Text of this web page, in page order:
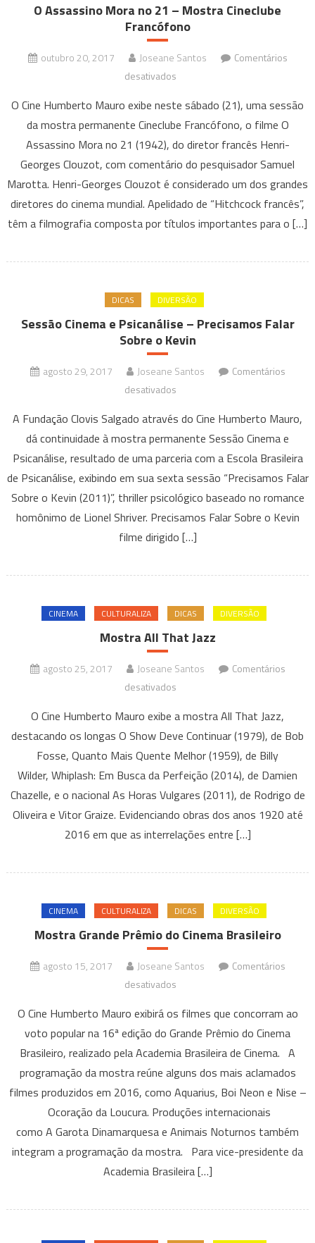
O Assassino Mora no 21 – Mostra Cineclube
Francófono
outubro 20, 2017 Joseane Santos
Comentários
desativados
Assassino
Mora
no
21
–
Mostra
Francófono
O Cine Humberto Mauro exibe neste sábado (21), uma sessão
da mostra permanente Cineclube Francófono, o filme O
Assassino Mora no 21 (1942), do diretor francês Henri-
Georges Clouzot, com comentário do pesquisador Samuel
Marotta. Henri-Georges Clouzot é considerado um dos grandes
diretores do cinema mundial. Apelidado de “Hitchcock francês”,
têm a filmografia composta por títulos importantes para o […]
DICAS DIVERSÃO
Sessão Cinema e Psicanálise – Precisamos Falar
Sobre o Kevin
agosto 29, 2017 Joseane Santos
Comentários
desativados
Cinema
e
Psicanálise
–
Precisamos
Sobre
A Fundação Clovis Salgado através do Cine Humberto Mauro,
dá continuidade à mostra permanente Sessão Cinema e
Psicanálise, resultado de uma parceria com a Escola Brasileira
de Psicanálise, exibindo em sua sexta sessão “Precisamos Falar
Sobre o Kevin (2011)”, thriller psicológico baseado no romance
homônimo de Lionel Shriver. Precisamos Falar Sobre o Kevin
filme dirigido […]
CINEMA CULTURALIZA DICAS DIVERSÃO
Mostra All That Jazz
agosto 25, 2017 Joseane Santos
Comentários
desativados
All
That
Jazz
O Cine Humberto Mauro exibe a mostra All That Jazz,
destacando os longas O Show Deve Continuar (1979), de Bob
Fosse, Quanto Mais Quente Melhor (1959), de Billy
Wilder, Whiplash: Em Busca da Perfeição (2014), de Damien
Chazelle, e o nacional As Horas Vulgares (2011), de Rodrigo de
Oliveira e Vitor Graize. Evidenciando obras dos anos 1920 até
2016 em que as interrelações entre […]
CINEMA CULTURALIZA DICAS DIVERSÃO
Mostra Grande Prêmio do Cinema Brasileiro
agosto 15, 2017 Joseane Santos
Comentários
desativados
Grande
Prêmio
do
Cinema
Brasileiro
O Cine Humberto Mauro exibirá os filmes que concorram ao
voto popular na 16ª edição do Grande Prêmio do Cinema
Brasileiro, realizado pela Academia Brasileira de Cinema. A
programação da mostra reúne alguns dos mais aclamados
filmes produzidos em 2016, como Aquarius, Boi Neon e Nise –
Ocoração da Loucura. Produções internacionais
como A Garota Dinamarquesa e Animais Noturnos também
integram a programação da mostra. Para vice-presidente da
Academia Brasileira […]